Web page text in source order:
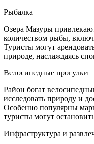
Рыбалка
Озера Мазуры
количеством рыбы,
Туристы могут
природе, наслаждаясь
Велосипедные прогулки
Район богат
исследовать природу и
Особенно популярны
туристы могут
Инфраструктура и